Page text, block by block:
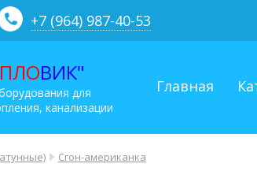
+7 (964) 987-40-53
ВИК"
для
канализации
Главная
Сгон-американка